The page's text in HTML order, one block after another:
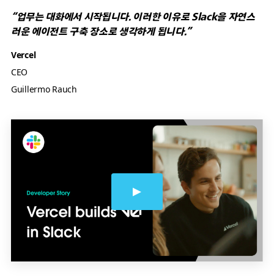
“업무는 대화에서 시작됩니다. 이러한 이유로 Slack을 자연스
러운 에이전트 구축 장소로 생각하게 됩니다.”
Vercel
CEO
Guillermo Rauch